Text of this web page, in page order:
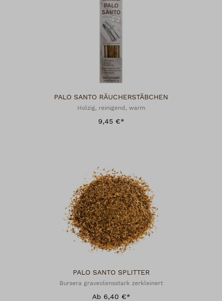
PALO SANTO RÄUCHERSTÄBCHEN
Holzig, reinigend, warm
9,45 €*
PALO SANTO SPLITTER
Bursera graveolensstark zerkleinert
Ab 6,40 €*